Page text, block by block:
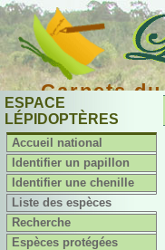
Carnets
ESPACE
LÉPIDOPTÈRES
Accueil national
Identifier un papillon
Identifier une chenille
Liste des espèces
Recherche
Espèces protégées